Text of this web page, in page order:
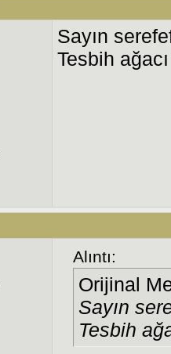
Sayın
Tesbih
Alıntı:
Orijinal
Sayın
Tesbih